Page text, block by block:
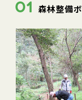
01 森林整備